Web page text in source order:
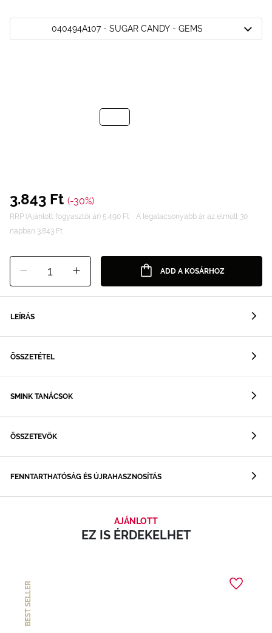
040494A107 - SUGAR CANDY - GEMS
3.843 Ft (-30%)
RRP (Ajánlott fogyasztói ár) 5.490 Ft
A legalacsonyabb ár az elmúlt 30
napban 3.843 Ft
1 ADD A KOSÁRHOZ
LEÍRÁS
ÖSSZETÉTEL
SMINK TANÁCSOK
ÖSSZETEVŐK
FENNTARTHATÓSÁG ÉS ÚJRAHASZNOSÍTÁS
AJÁNLOTT
EZ IS ÉRDEKELHET
BEST SELLER